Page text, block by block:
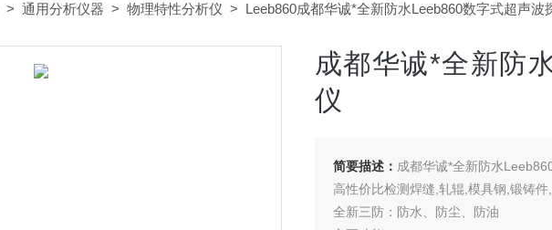
> 通用分析仪器 > 物理特性分析仪 > Leeb860成都华诚*全新防水Leeb860数字式超声波
成都华诚*全新防
仪
简要描述： 成都华诚*全新防水
高性价比检测焊缝,轧辊,模具钢,锻铸
全新三防：防水、防尘、防油